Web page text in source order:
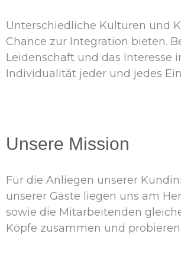
Unterschiedliche Kulturen und
Chance zur Integration bieten.
Leidenschaft und das Interesse
Individualität jeder und jedes
Unsere Mission
Für die Anliegen unserer
unserer Gäste liegen uns am
sowie die Mitarbeitenden
Köpfe zusammen und